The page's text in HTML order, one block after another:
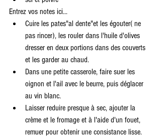
Entrez vos notes ici...
Cuire les pates"al dente"et les égouter( ne
pas rincer), les rouler dans l'huile d'olives
dresser en deux portions dans des couverts
et les garder au chaud.
Dans une petite casserole, faire suer les
oignon et l'ail avec le beurre, puis déglacer
au vin blanc.
Laisser reduire presque à sec, ajouter la
crème et le fromage et à l'aide d'un fouet,
remuer pour obtenir une consistance lisse.